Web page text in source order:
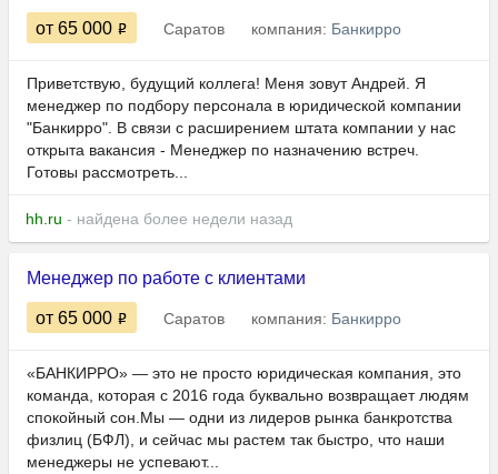
от 65 000 Саратов компания: Банкирро
Приветствую, будущий коллега! Меня зовут Андрей. Я
менеджер по подбору персонала в юридической компании
"Банкирро". В связи с расширением штата компании у нас
открыта вакансия - Менеджер по назначению встреч.
Готовы рассмотреть...
hh.ru - найдена более недели назад
Менеджер по работе с клиентами
от 65 000 Саратов компания: Банкирро
«БАНКИРРО» — это не просто юридическая компания, это
команда, которая с 2016 года буквально возвращает людям
спокойный сон.Мы — одни из лидеров рынка банкротства
физлиц (БФЛ), и сейчас мы растем так быстро, что наши
менеджеры не успевают...